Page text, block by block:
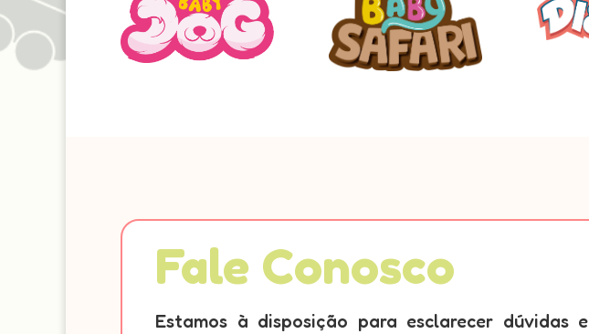
Fale Conosco
Estamos à disposição para esclarecer dúvidas e